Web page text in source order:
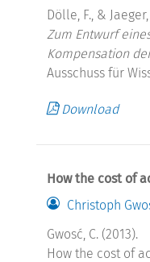
Dölle, F., &
Zum Entwurf
Kompensation
Ausschuss für
Download
How the cost of
Christoph
Gwosć, C. (2013).
How the cost of